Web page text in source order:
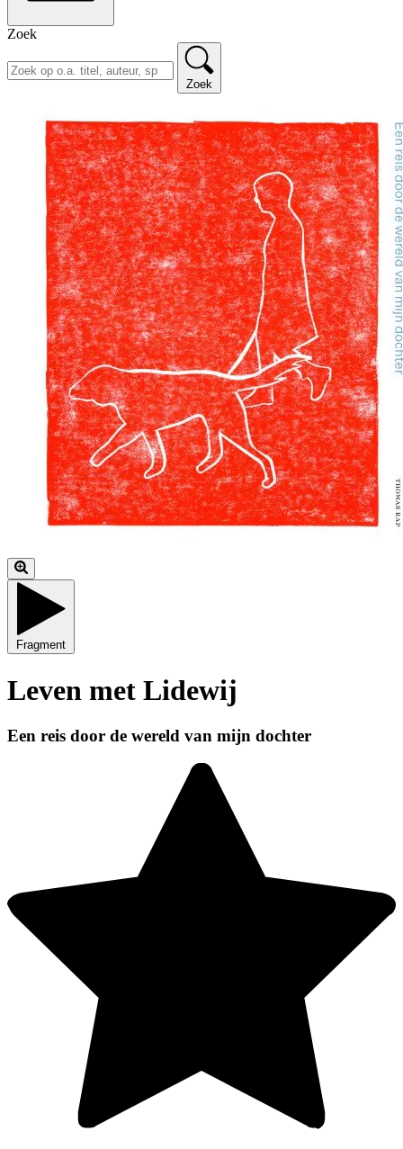
Zoek
Zoek
Fragment
Leven met Lidewij
Een reis door de wereld van mijn dochter